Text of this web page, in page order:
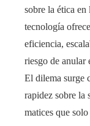
sobre la ética
tecnología
eficiencia,
riesgo de anular
El dilema surge
rapidez sobre la
matices que